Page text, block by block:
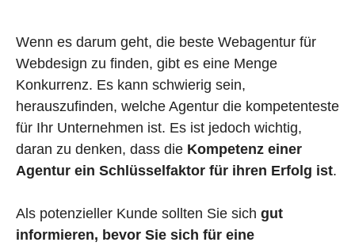
Wenn es darum geht, die beste Webagentur für
Webdesign zu finden, gibt es eine Menge
Konkurrenz. Es kann schwierig sein,
herauszufinden, welche Agentur die kompetenteste
für Ihr Unternehmen ist. Es ist jedoch wichtig,
daran zu denken, dass die Kompetenz einer
Agentur ein Schlüsselfaktor für ihren Erfolg ist.
Als potenzieller Kunde sollten Sie sich gut
informieren, bevor Sie sich für eine